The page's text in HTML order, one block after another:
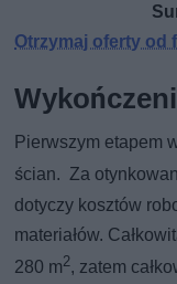
Otrzymaj oferty od
Pierwszym etapem
ścian. Za
dotyczy kosztów
materiałów.
280 m2, zatem